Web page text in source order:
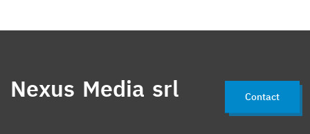
Nexus Media srl Contact